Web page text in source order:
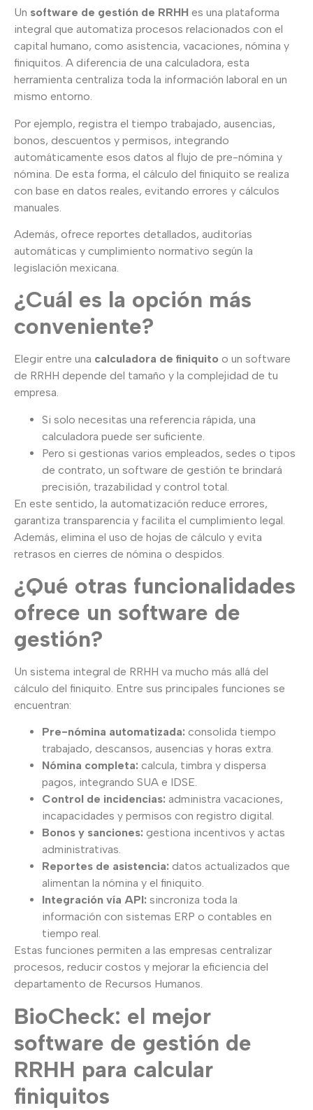
Un software de gestión de RRHH es una plataforma
integral que automatiza procesos relacionados con el
capital humano, como asistencia, vacaciones, nómina y
finiquitos. A diferencia de una calculadora, esta
herramienta centraliza toda la información laboral en un
mismo entorno.
Por ejemplo, registra el tiempo trabajado, ausencias,
bonos, descuentos y permisos, integrando
automáticamente esos datos al flujo de pre-nómina y
nómina. De esta forma, el cálculo del finiquito se realiza
con base en datos reales, evitando errores y cálculos
manuales.
Además, ofrece reportes detallados, auditorías
automáticas y cumplimiento normativo según la
legislación mexicana.
¿Cuál es la opción más
conveniente?
Elegir entre una calculadora de finiquito o un software
de RRHH depende del tamaño y la complejidad de tu
empresa.
Si solo necesitas una referencia rápida, una
calculadora puede ser suficiente.
Pero si gestionas varios empleados, sedes o tipos
de contrato, un software de gestión te brindará
precisión, trazabilidad y control total.
En este sentido, la automatización reduce errores,
garantiza transparencia y facilita el cumplimiento legal.
Además, elimina el uso de hojas de cálculo y evita
retrasos en cierres de nómina o despidos.
¿Qué otras funcionalidades
ofrece un software de
gestión?
Un sistema integral de RRHH va mucho más allá del
cálculo del finiquito. Entre sus principales funciones se
encuentran:
Pre-nómina automatizada: consolida tiempo
trabajado, descansos, ausencias y horas extra.
Nómina completa: calcula, timbra y dispersa
pagos, integrando SUA e IDSE.
Control de incidencias: administra vacaciones,
incapacidades y permisos con registro digital.
Bonos y sanciones: gestiona incentivos y actas
administrativas.
Reportes de asistencia: datos actualizados que
alimentan la nómina y el finiquito.
Integración vía API: sincroniza toda la
información con sistemas ERP o contables en
tiempo real.
Estas funciones permiten a las empresas centralizar
procesos, reducir costos y mejorar la eficiencia del
departamento de Recursos Humanos.
BioCheck: el mejor
software de gestión de
RRHH para calcular
finiquitos